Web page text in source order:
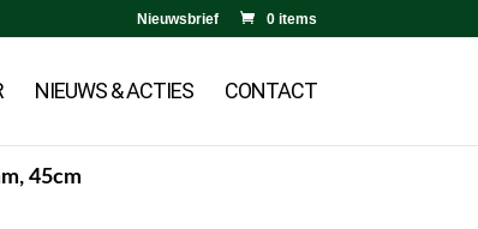
Nieuwsbrief 0 items
NIEUWS & ACTIES CONTACT
45cm